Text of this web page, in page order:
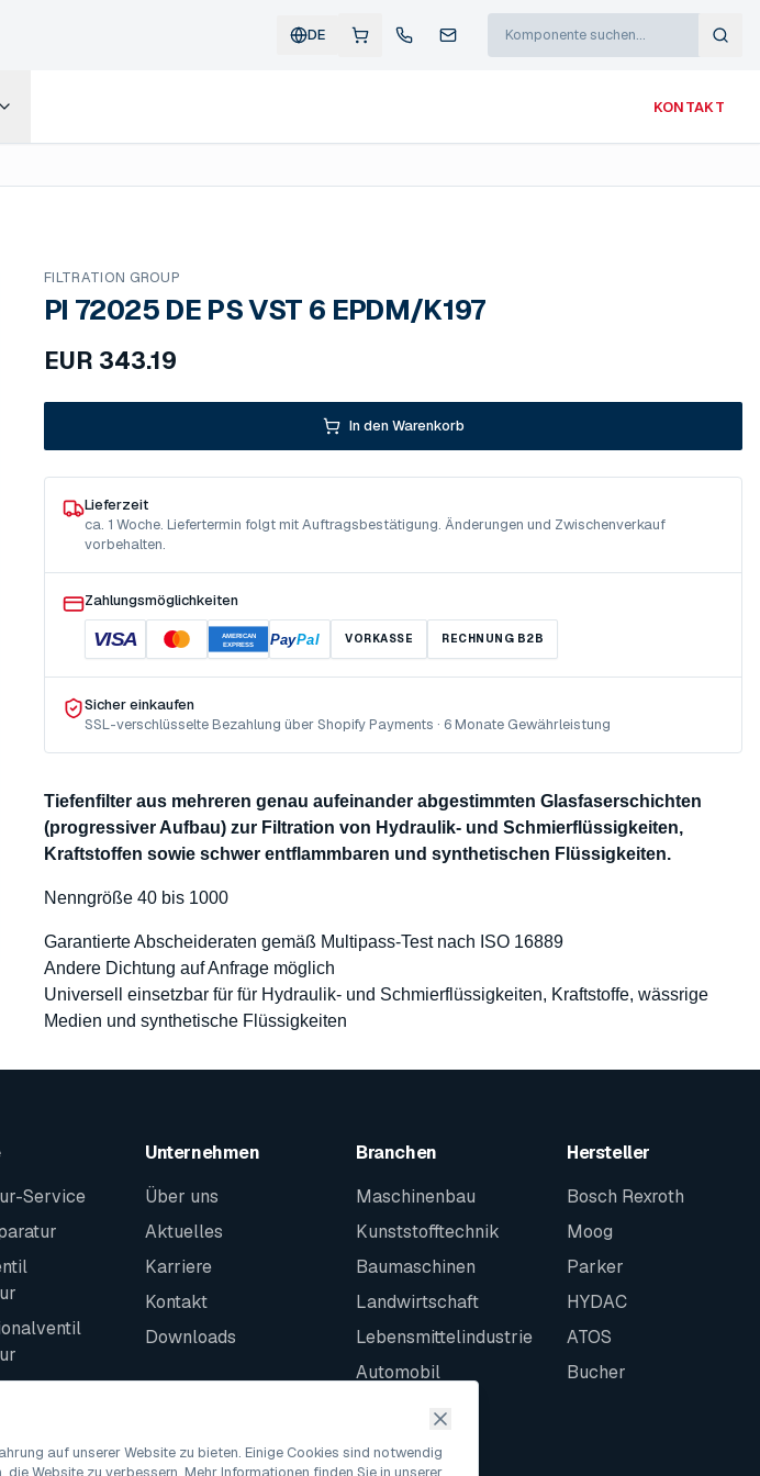
DE
KONTAKT
FILTRATION GROUP
PI 72025 DE PS VST 6 EPDM/K197
EUR 343.19
In den Warenkorb
Lieferzeit
ca. 1 Woche. Liefertermin folgt mit Auftragsbestätigung. Änderungen und Zwischenverkauf
vorbehalten.
Zahlungsmöglichkeiten
VISA
AMERICAN
EXPRESS
PayPal VORKASSE RECHNUNG B2B
Sicher einkaufen
SSL-verschlüsselte Bezahlung über Shopify Payments · 6 Monate Gewährleistung
Tiefenfilter aus mehreren genau aufeinander abgestimmten Glasfaserschichten
(progressiver Aufbau) zur Filtration von Hydraulik- und Schmierflüssigkeiten,
Kraftstoffen sowie schwer entflammbaren und synthetischen Flüssigkeiten.
Nenngröße 40 bis 1000
Garantierte Abscheideraten gemäß Multipass-Test nach ISO 16889
Andere Dichtung auf Anfrage möglich
Universell einsetzbar für für Hydraulik- und Schmierflüssigkeiten, Kraftstoffe, wässrige
Medien und synthetische Flüssigkeiten
Service
Unternehmen
Über uns
Aktuelles
Karriere
Kontakt
Downloads
Branchen
Maschinenbau
Kunststofftechnik
Baumaschinen
Landwirtschaft
Lebensmittelindustrie
Automobil
Intralogistik
Hersteller
Bosch Rexroth
Moog
Parker
HYDAC
ATOS
Bucher
auf unserer Website zu bieten. Einige Cookies sind notwendig
Website zu verbessern. Mehr Informationen finden Sie in unserer